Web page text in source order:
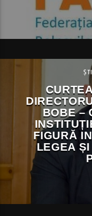
BOBE –
FIGURĂ
LEGEA